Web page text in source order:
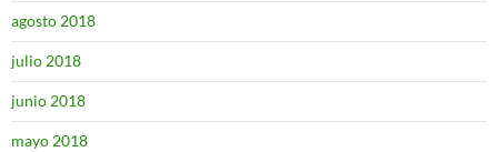
agosto 2018
julio 2018
junio 2018
mayo 2018